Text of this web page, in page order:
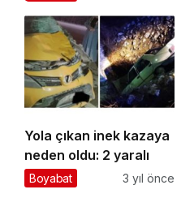
Yola çıkan inek kazaya
neden oldu: 2 yaralı
Boyabat 3 yıl önce